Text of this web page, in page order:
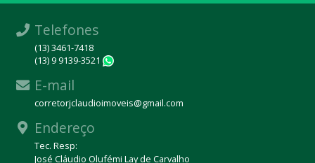
Telefones
(13) 3461-7418
(13) 9 9139-3521
E-mail
corretorjclaudioimoveis@gmail.com
Endereço
Tec. Resp:
José Cláudio Olufémi Lay de Carvalho